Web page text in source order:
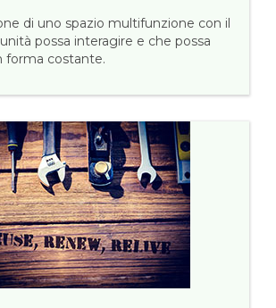
di uno spazio multifunzione con il
possa interagire e che possa
forma costante.